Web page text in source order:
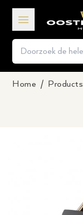
Home / Products